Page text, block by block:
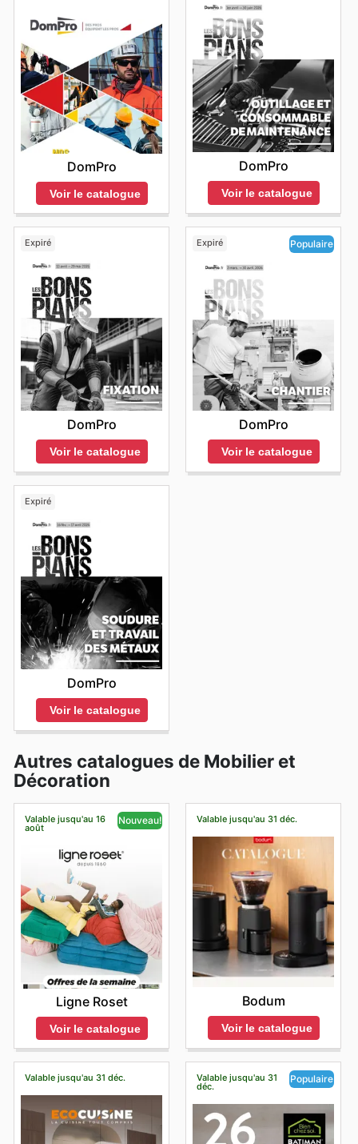
DomPro
Voir le catalogue
DomPro
Voir le catalogue
Expiré
DomPro
Voir le catalogue
Expiré Populaire
DomPro
Voir le catalogue
Expiré
DomPro
Voir le catalogue
Autres catalogues de Mobilier et
Décoration
Valable jusqu'au 16
août
Nouveau!
Ligne Roset
Voir le catalogue
Valable jusqu'au 31 déc.
Bodum
Voir le catalogue
Valable jusqu'au 31 déc. Valable jusqu'au 31
déc.
Populaire